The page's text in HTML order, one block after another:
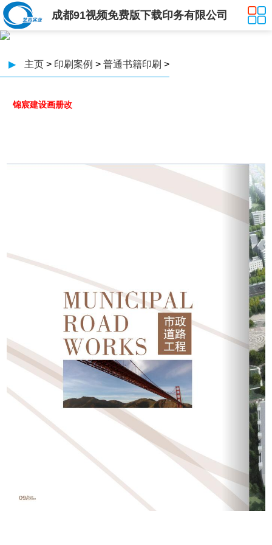
成都91视频免费版下载印务有限公司
▶ 主页 > 印刷案例 > 普通书籍印刷 >
锦宸建设画册改